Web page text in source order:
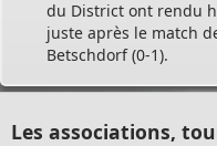
du District ont rendu
juste après le match
Betschdorf (0-1).
Les associations,